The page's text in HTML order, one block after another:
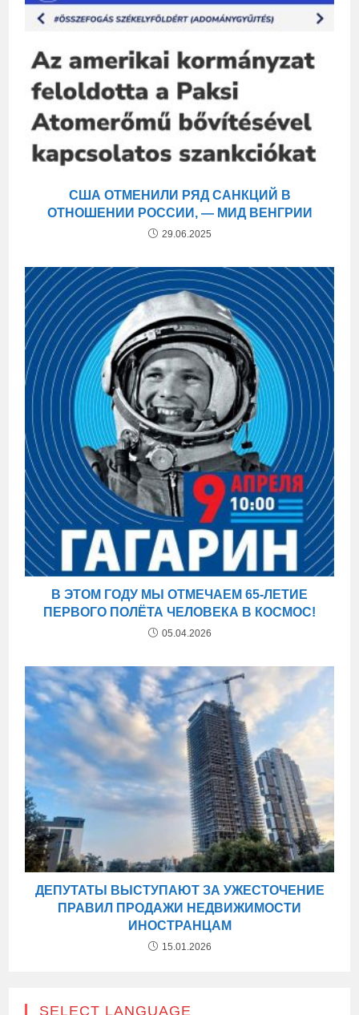
США ОТМЕНИЛИ РЯД САНКЦИЙ В
ОТНОШЕНИИ РОССИИ, — МИД ВЕНГРИИ
29.06.2025
В ЭТОМ ГОДУ МЫ ОТМЕЧАЕМ 65-ЛЕТИЕ
ПЕРВОГО ПОЛЁТА ЧЕЛОВЕКА В КОСМОС!
05.04.2026
ДЕПУТАТЫ ВЫСТУПАЮТ ЗА УЖЕСТОЧЕНИЕ
ПРАВИЛ ПРОДАЖИ НЕДВИЖИМОСТИ
ИНОСТРАНЦАМ
15.01.2026
SELECT LANGUAGE